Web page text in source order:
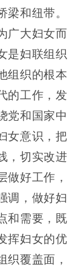
和纽带。
广大妇女而
是妇联组织
组织的根本
的工作，发
党和国家中
女意识，把
，切实改进
做好工作，
调，做好妇
和需要，既
挥妇女的优
织覆盖面，